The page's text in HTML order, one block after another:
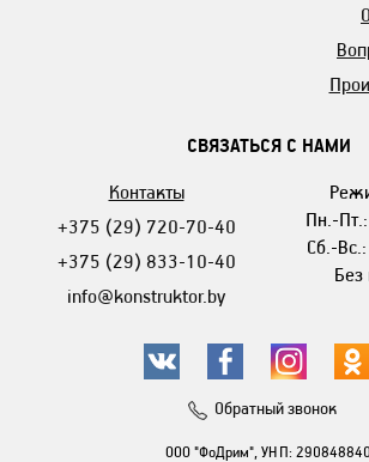
СВЯЗАТЬСЯ С НАМИ
Контакты
+375 (29) 720-70-40
+375 (29) 833-10-40
info@konstruktor.by
Пн.-
Сб.-
Без
Обратный звонок
ООО "ФоДрим", УНП: 290848840